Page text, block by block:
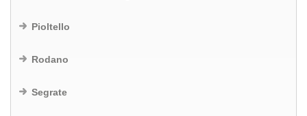
Pioltello
Rodano
Segrate